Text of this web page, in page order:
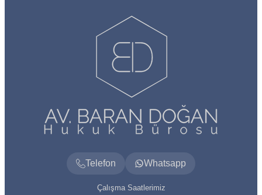
Telefon Whatsapp
Çalışma Saatlerimiz